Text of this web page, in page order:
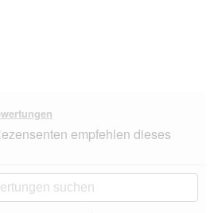
dieser
Aktion
du
zu
den
empfehlen dieses